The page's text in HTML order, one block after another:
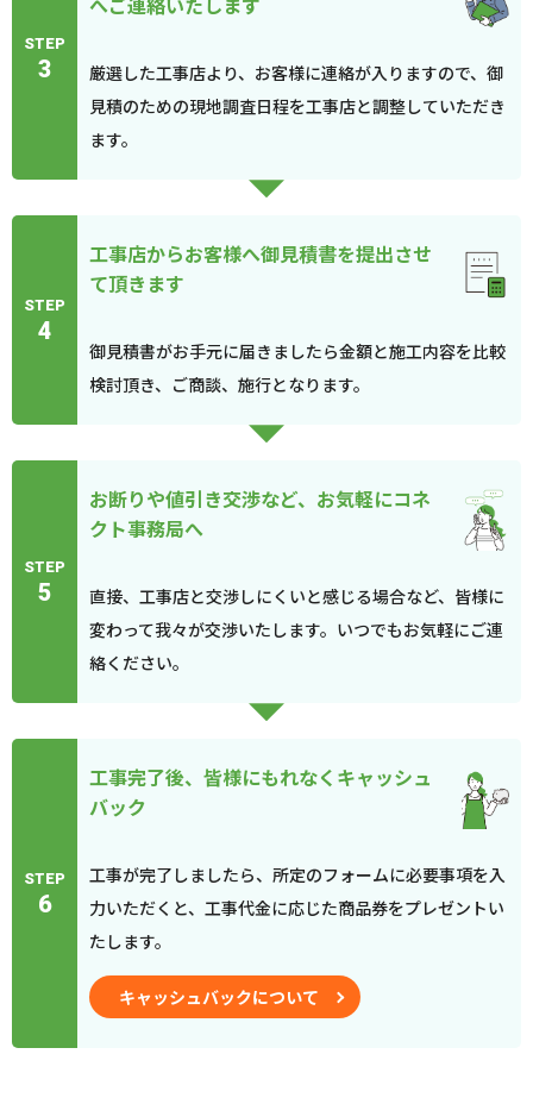
STEP
3
厳選した工事店より、お客様に連絡が入りますので、御
見積のための現地調査日程を工事店と調整していただき
ます。
STEP
4
工事店からお客様へ御見積書を提出させ
て頂きます
御見積書がお手元に届きましたら金額と施工内容を比較
検討頂き、ご商談、施行となります。
STEP
5
お断りや値引き交渉など、お気軽にコネ
クト事務局へ
直接、工事店と交渉しにくいと感じる場合など、皆様に
変わって我々が交渉いたします。いつでもお気軽にご連
絡ください。
STEP
6
工事完了後、皆様にもれなくキャッシュ
バック
工事が完了しましたら、所定のフォームに必要事項を入
力いただくと、工事代金に応じた商品券をプレゼントい
たします。
キャッシュバックについて